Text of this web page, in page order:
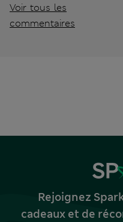
Voir tous les
commentaires
Rejoignez
cadeaux et de